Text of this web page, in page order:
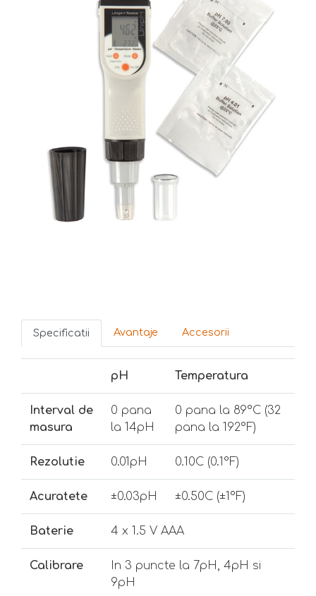
Specificatii Avantaje Accesorii
pH Temperatura
Interval de
masura
0 pana
la 14pH
0 pana la 89°C (32
pana la 192°F)
Rezolutie 0.01pH 0.10C (0.1°F)
Acuratete ±0.03pH ±0.50C (±1°F)
Baterie 4 x 1.5 V AAA
Calibrare
In 3 puncte la 7pH, 4pH si
9pH